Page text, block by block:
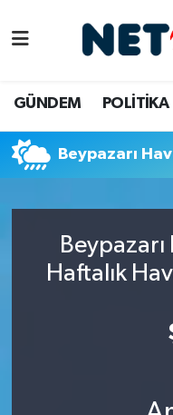
GÜNDEM POLİTİKA
Beypazarı
Beypazarı
Haftalık
DÜNYA
EĞİTİM
EKONOMİ
Namaz Vakitleri
Trafik Durumu
Süper Lig Puan
Son Dakika